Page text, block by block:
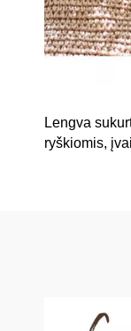
Lengva
ryškiomis,